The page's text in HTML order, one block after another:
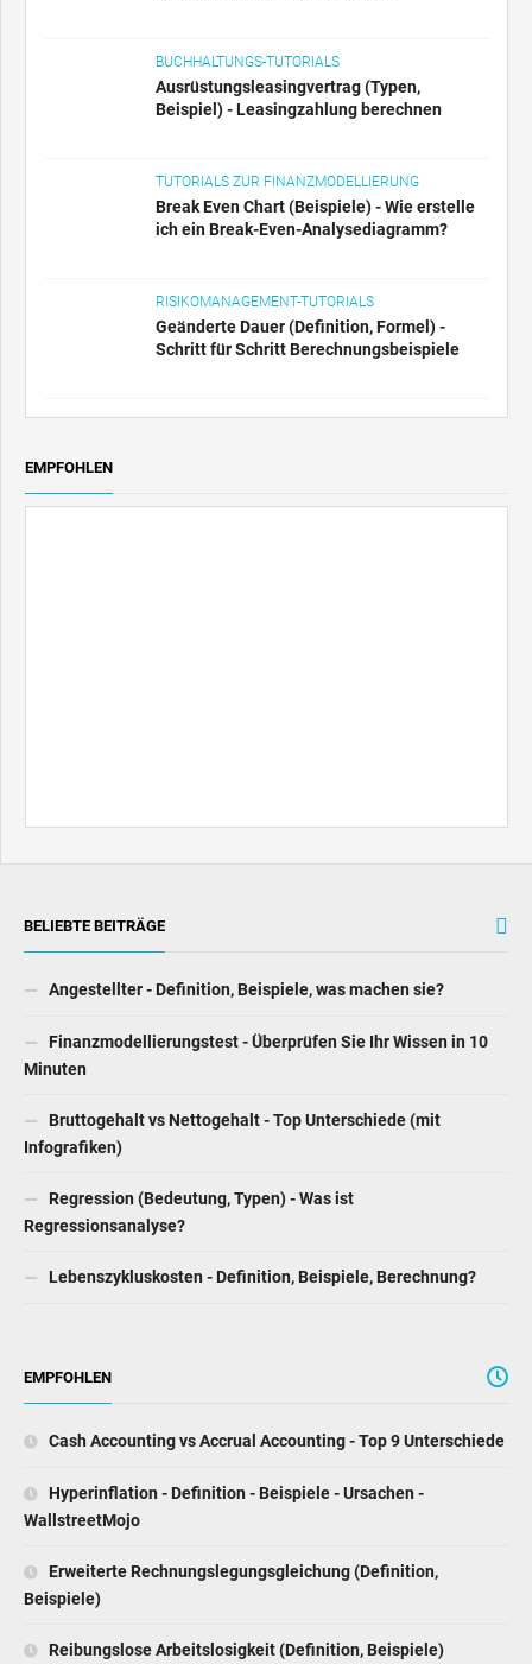
BUCHHALTUNGS-TUTORIALS
Ausrüstungsleasingvertrag (Typen,
Beispiel) - Leasingzahlung berechnen
TUTORIALS ZUR FINANZMODELLIERUNG
Break Even Chart (Beispiele) - Wie erstelle
ich ein Break-Even-Analysediagramm?
RISIKOMANAGEMENT-TUTORIALS
Geänderte Dauer (Definition, Formel) -
Schritt für Schritt Berechnungsbeispiele
EMPFOHLEN
BELIEBTE BEITRÄGE
Angestellter - Definition, Beispiele, was machen sie?
Finanzmodellierungstest - Überprüfen Sie Ihr Wissen in 10
Minuten
Bruttogehalt vs Nettogehalt - Top Unterschiede (mit
Infografiken)
Regression (Bedeutung, Typen) - Was ist
Regressionsanalyse?
Lebenszykluskosten - Definition, Beispiele, Berechnung?
EMPFOHLEN
Cash Accounting vs Accrual Accounting - Top 9 Unterschiede
Hyperinflation - Definition - Beispiele - Ursachen -
WallstreetMojo
Erweiterte Rechnungslegungsgleichung (Definition,
Beispiele)
Reibungslose Arbeitslosigkeit (Definition, Beispiele)